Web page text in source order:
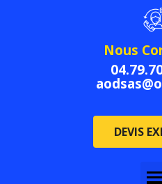
Nous
DEVIS